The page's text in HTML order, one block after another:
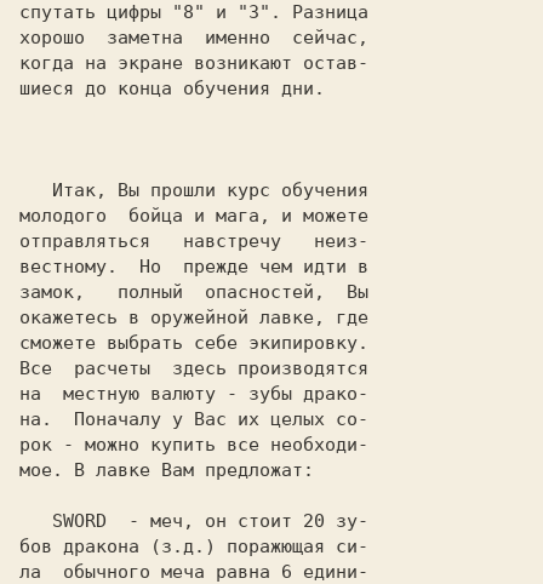
спутать цифры "8" и "3". Разница
хорошо  заметна  именно  сейчас,
когда на экране возникают остав-
шиеся до конца обучения дни.
молодого  бойца и мага, и можете
отправляться   навстречу   неиз-
вестному.  Но  прежде чем идти в
замок,   полный  опасностей,  Вы
окажетесь в оружейной лавке, где
сможете выбрать себе экипировку.
Все  расчеты  здесь производятся
на  местную валюту - зубы драко-
на.  Поначалу у Вас их целых со-
рок - можно купить все необходи-
мое. В лавке Вам предложат:
SWORD
  - меч, он стоит 20 зу-
бов дракона (з.д.) поражющая си-
ла  обычного меча равна 6 едини-